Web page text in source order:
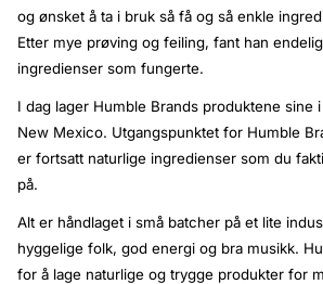
og ønsket å ta i bruk så få og så enkle
Etter mye prøving og feiling, fant han
ingredienser som fungerte.
I dag lager Humble Brands produktene sine
New Mexico. Utgangspunktet for Humble
er fortsatt naturlige ingredienser som du
på.
Alt er håndlaget i små batcher på et lite
hyggelige folk, god energi og bra musikk.
for å lage naturlige og trygge produkter for